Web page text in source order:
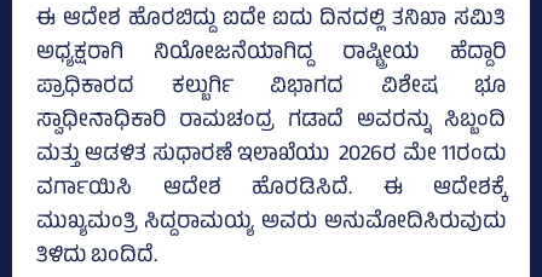
ಈ ಆದೇಶ ಹೊರಬಿದ್ದು ಐದೇ ಐದು ದಿನದಲ್ಲಿ ತನಿಖಾ ಸಮಿತಿ
ಅಧ್ಯಕ್ಷರಾಗಿ ನಿಯೋಜನೆಯಾಗಿದ್ದ ರಾಷ್ಟ್ರೀಯ ಹೆದ್ದಾರಿ
ಪ್ರಾಧಿಕಾರದ ಕಲ್ಬುರ್ಗಿ ವಿಭಾಗದ ವಿಶೇಷ ಭೂ
ಸ್ವಾಧೀನಾಧಿಕಾರಿ ರಾಮಚಂದ್ರ ಗಡಾದೆ ಅವರನ್ನು ಸಿಬ್ಬಂದಿ
ಮತ್ತು ಆಡಳಿತ ಸುಧಾರಣೆ ಇಲಾಖೆಯು 2026ರ ಮೇ 11ರಂದು
ವರ್ಗಾಯಿಸಿ ಆದೇಶ ಹೊರಡಿಸಿದೆ. ಈ ಆದೇಶಕ್ಕೆ
ಮುಖ್ಯಮಂತ್ರಿ ಸಿದ್ದರಾಮಯ್ಯ ಅವರು ಅನುಮೋದಿಸಿರುವುದು
ತಿಳಿದು ಬಂದಿದೆ.